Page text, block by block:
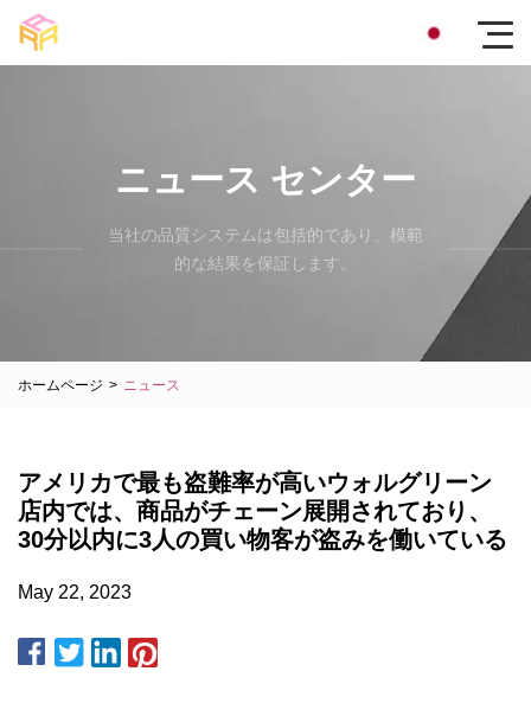
ニュース センター
当社の品質システムは包括的であり、模範
的な結果を保証します。
ホームページ > ニュース
アメリカで最も盗難率が高いウォルグリーン
店内では、商品がチェーン展開されており、
30分以内に3人の買い物客が盗みを働いている
May 22, 2023